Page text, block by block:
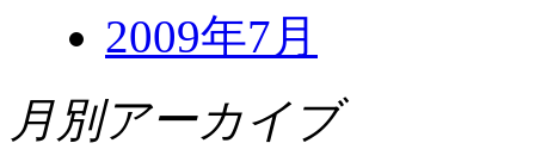
2009年7月
月別アーカイブ